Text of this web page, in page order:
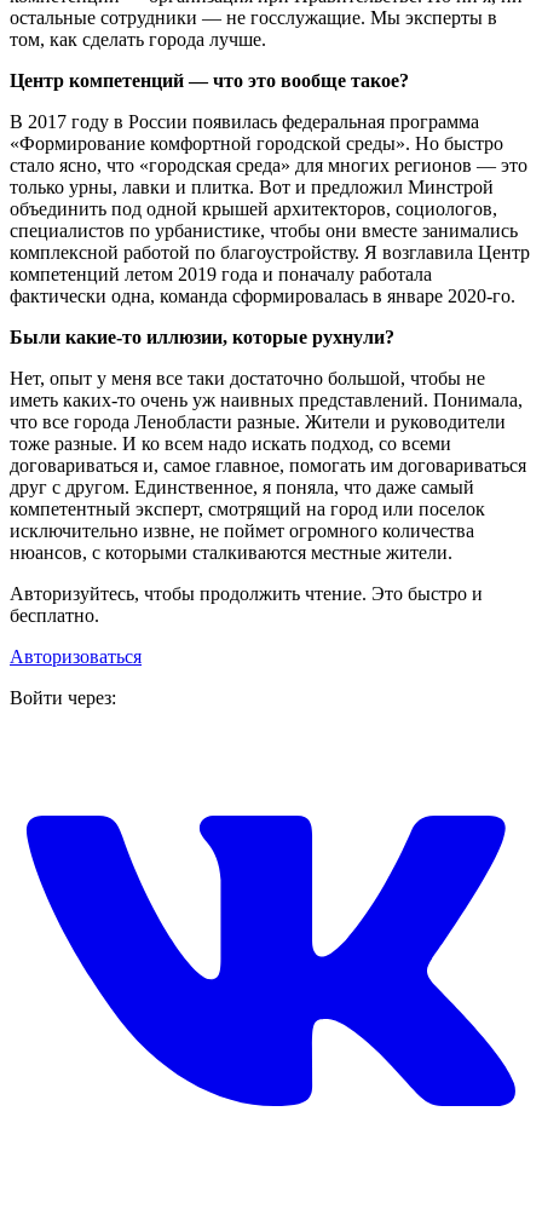
остальные сотрудники — не госслужащие. Мы эксперты в
том, как сделать города лучше.
Центр компетенций — что это вообще такое?
В 2017 году в России появилась федеральная программа
«Формирование комфортной городской среды». Но быстро
стало ясно, что «городская среда» для многих регионов — это
только урны, лавки и плитка. Вот и предложил Минстрой
объединить под одной крышей архитекторов, социологов,
специалистов по урбанистике, чтобы они вместе занимались
комплексной работой по благоустройству. Я возглавила Центр
компетенций летом 2019 года и поначалу работала
фактически одна, команда сформировалась в январе 2020‑го.
Были какие-то иллюзии, которые рухнули?
Нет, опыт у меня все таки достаточно большой, чтобы не
иметь каких-то очень уж наивных представлений. Понимала,
что все города Ленобласти разные. Жители и руководители
тоже разные. И ко всем надо искать подход, со всеми
договариваться и, самое главное, помогать им договариваться
друг с другом. Единственное, я поняла, что даже самый
компетентный эксперт, смотрящий на город или поселок
исключительно извне, не поймет огромного количества
нюансов, с которыми сталкиваются местные жители.
Авторизуйтесь, чтобы продолжить чтение. Это быстро и
бесплатно.
Авторизоваться
Войти через: